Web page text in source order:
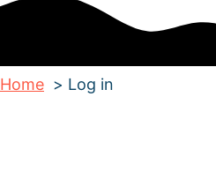
Home Log in